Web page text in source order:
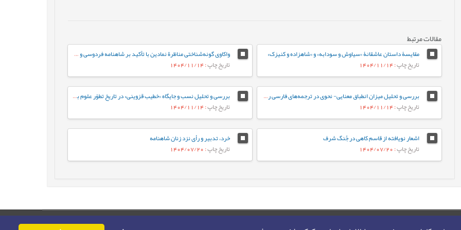
مقالات مرتبط
مقایسۀ داستان عاشقانۀ «سیاوش و سودابه» و «شاهزاده و کنیزک»
تاریخ چاپ: 1404/11/14
واکاوی گونه‌شناختی مناظرة نمادین با تأکید بر شاهنامه فردوسی و خمسة نظامی گنجوی
تاریخ چاپ: 1404/11/14
بررسی و تحلیل میزان انطباق معنایی- نحوی در ترجمه‏‌های فارسی رمان «سه‌شنبه‌ها با موری»
تاریخ چاپ: 1404/11/14
بررسی و تحلیل نسب و جایگاه «خطیب قزوینی» در تاریخ تطوّر علوم بلاغی
تاریخ چاپ: 1404/11/14
اشعار نویافته از قاسم کاهی در جُنگ شرف
تاریخ چاپ: 1404/07/20
خرد، تدبیر و رأی نزد زنان شاهنامه
تاریخ چاپ: 1404/07/20
حقوق این وب‌سایت متعلق به سامانه مدیریت نشریات رایمگ است.